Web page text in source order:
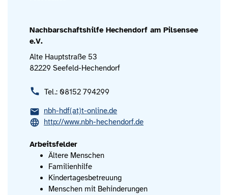
Nachbarschaftshilfe Hechendorf am Pilsensee
e.V.
Alte Hauptstraße 53
82229 Seefeld-Hechendorf
Tel.: 08152 794299
nbh-hdf(at)t-online.de
http://www.nbh-hechendorf.de
Arbeitsfelder
Ältere Menschen
Familienhilfe
Kindertagesbetreuung
Menschen mit Behinderungen